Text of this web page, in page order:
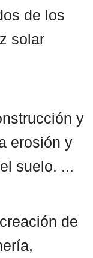
de los
solar
y
erosión y
suelo. ...
de